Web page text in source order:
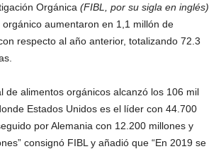
Orgánica (FIBL, por su sigla en inglés)
aumentaron en 1,1 millón de
respecto al año anterior, totalizando 72.3
de alimentos orgánicos alcanzó los 106 mil
Estados Unidos es el líder con 44.700
por Alemania con 12.200 millones y
consignó FIBL y añadió que “En 2019 se